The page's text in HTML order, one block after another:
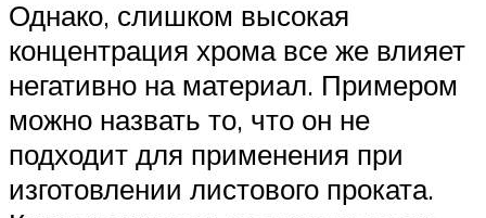
Однако, слишком высокая
концентрация хрома все же влияет
негативно на материал. Примером
можно назвать то, что он не
подходит для применения при
изготовлении листового проката.